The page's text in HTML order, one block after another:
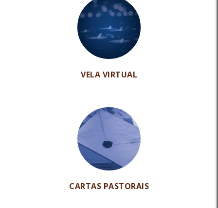
VELA VIRTUAL
CARTAS PASTORAIS